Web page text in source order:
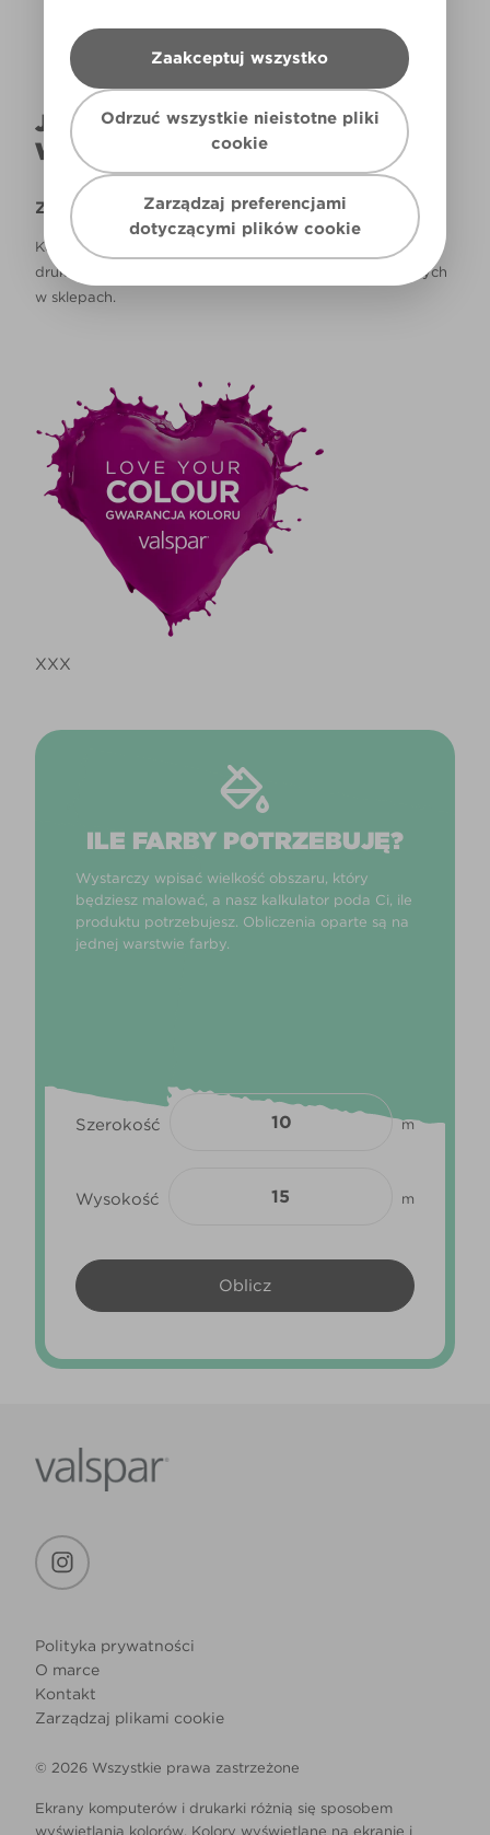
Zaakceptuj wszystko
Odrzuć wszystkie nieistotne pliki
cookie
Zarządzaj preferencjami
dotyczącymi plików cookie
JAK NAPRAWDĘ KOLOR BĘDZIE
WYGLĄDAŁ W TWOIM DOMU?
Zastrzeżenie
Kolory, które są widoczne na monitorze i/lub kolory
drukowane, mogą się różnić od rzeczywistych, dostępnych
w sklepach.
XXX
ILE FARBY POTRZEBUJĘ?
Wystarczy wpisać wielkość obszaru, który
będziesz malować, a nasz kalkulator poda Ci, ile
produktu potrzebujesz. Obliczenia oparte są na
jednej warstwie farby.
Szerokość m
Wysokość m
Polityka prywatności
O marce
Kontakt
Zarządzaj plikami cookie
© 2026 Wszystkie prawa zastrzeżone
Ekrany komputerów i drukarki różnią się sposobem
wyświetlania kolorów. Kolory wyświetlane na ekranie i